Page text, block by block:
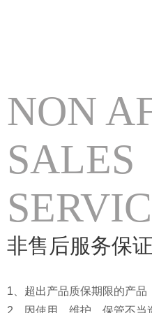
NON
SALES
非售后服务保
1、超出产品质保期限的产品